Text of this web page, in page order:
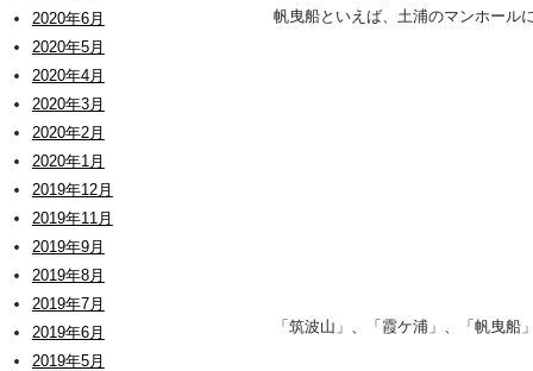
2020年6月
2020年5月
2020年4月
2020年3月
2020年2月
2020年1月
2019年12月
2019年11月
2019年9月
2019年8月
2019年7月
2019年6月
2019年5月
帆曳船といえば、土浦のマンホール
「筑波山」、「霞ケ浦」、「帆曳